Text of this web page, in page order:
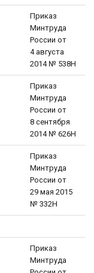
Приказ
Минтруда
России от
4 августа
2014 № 538Н
Приказ
Минтруда
России от
8 сентября
2014 № 626Н
Приказ
Минтруда
России от
29 мая 2015
№ 332Н
Приказ
Минтруда